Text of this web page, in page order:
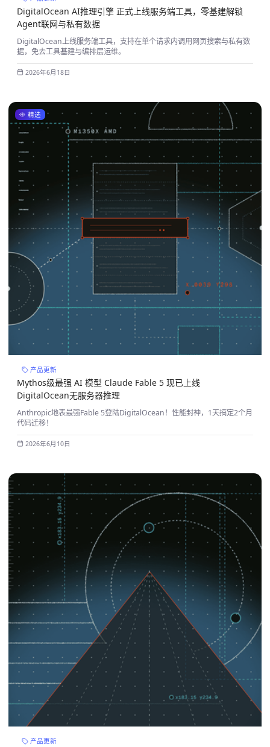
DigitalOcean AI推理引擎 正式上线服务端工具，零基建解锁
Agent联网与私有数据
DigitalOcean上线服务端工具，支持在单个请求内调用网页搜索与私有数
据，免去工具基建与编排层运维。
2026年6月18日
精选
产品更新
Mythos级最强 AI 模型 Claude Fable 5 现已上线
DigitalOcean无服务器推理
Anthropic地表最强Fable 5登陆DigitalOcean！性能封神，1天搞定2个月
代码迁移！
2026年6月10日
产品更新